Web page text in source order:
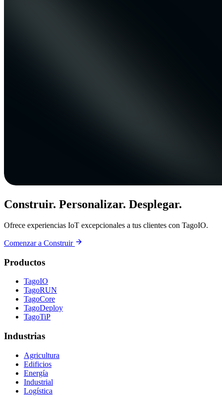
Construir. Personalizar. Desplegar.
Ofrece experiencias IoT excepcionales a tus clientes con TagoIO.
Comenzar a Construir
Productos
TagoIO
TagoRUN
TagoCore
TagoDeploy
TagoTiP
Industrias
Agricultura
Edificios
Energía
Industrial
Logística